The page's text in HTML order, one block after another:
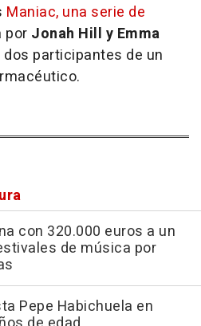
Maniac, una serie de
por Jonah Hill y Emma
dos participantes de un
con 320.000 euros a un
de música por
Pepe Habichuela en